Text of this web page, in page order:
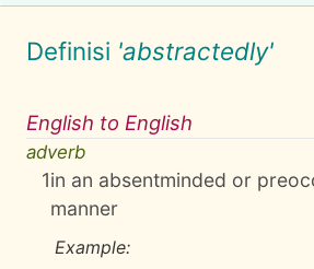
Definisi 'abstractedly'
English to English
adverb
1in an absentminded or
manner
Example: